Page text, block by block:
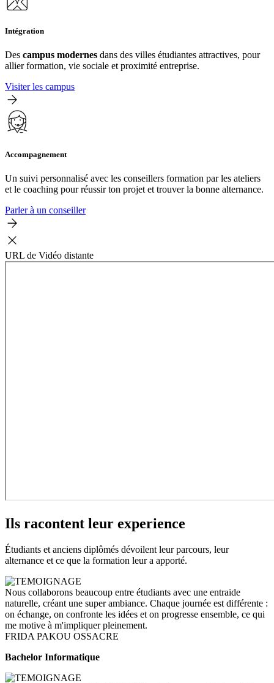
Intégration
Des campus modernes dans des villes étudiantes attractives, pour
allier formation, vie sociale et proximité entreprise.
Visiter les campus
Accompagnement
Un suivi personnalisé avec les conseillers formation par les ateliers
et le coaching pour réussir ton projet et trouver la bonne alternance.
Parler à un conseiller
URL de Vidéo distante
Ils racontent leur experience
Étudiants et anciens diplômés dévoilent leur parcours, leur
alternance et ce que la formation leur a apporté.
Nous collaborons beaucoup entre étudiants avec une entraide
naturelle, créant une super ambiance. Chaque journée est différente :
on échange, on confronte les idées et on progresse ensemble, ce qui
me motive à m'impliquer pleinement.
FRIDA PAKOU OSSACRE
Bachelor Informatique